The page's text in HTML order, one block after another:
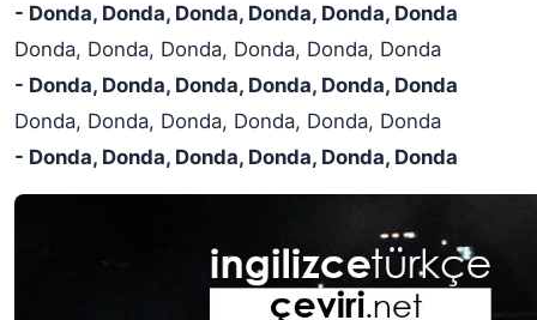
- Donda, Donda, Donda, Donda, Donda, Donda
Donda, Donda, Donda, Donda, Donda, Donda
- Donda, Donda, Donda, Donda, Donda, Donda
Donda, Donda, Donda, Donda, Donda, Donda
- Donda, Donda, Donda, Donda, Donda, Donda